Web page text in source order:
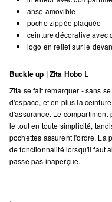
anse amovible
poche zippée plaquée
ceinture décorative avec
logo en relief sur le
Buckle up | Zita Hobo L
Zita se fait remarquer - sans
d'espace, et en plus la
d'assurance. Le
le tout en toute simplicité,
pochettes assurent l'ordre. La
de fonctionnalité lorsqu'il faut
passe pas inaperçue.